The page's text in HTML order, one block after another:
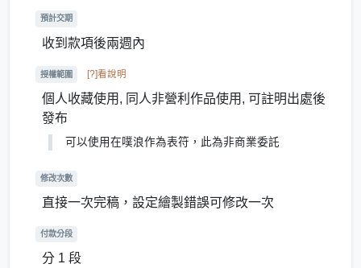
預計交期
收到款項後兩週內
授權範圍 [?]看說明
個人收藏使用, 同人非營利作品使用, 可註明出處後
發布
可以使用在噗浪作為表符，此為非商業委託
修改次數
直接一次完稿，設定繪製錯誤可修改一次
付款分段
分 1 段